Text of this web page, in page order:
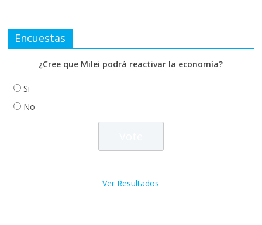
Encuestas
¿Cree que Milei podrá reactivar la economía?
Si
No
Ver Resultados